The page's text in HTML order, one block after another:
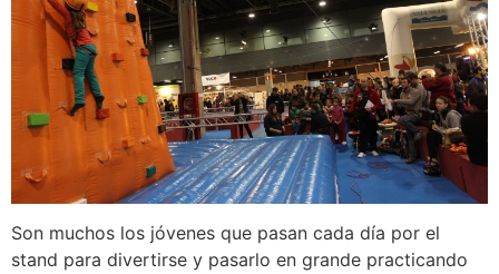
Son muchos los jóvenes que pasan cada día por el
stand para divertirse y pasarlo en grande practicando